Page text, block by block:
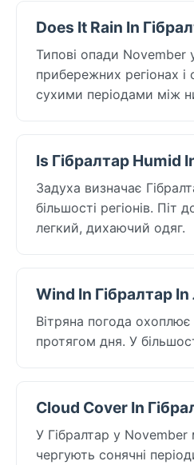
Does It Rain In
Типові опади November
прибережних регіонах
сухими періодами між
Is Гібралтар Humid
Задуха визначає
більшості регіонів.
легкий, дихаючий одяг.
Wind In Гібралтар
Вітряна погода
протягом дня. У
Cloud Cover In
У Гібралтар у November
чергують сонячні